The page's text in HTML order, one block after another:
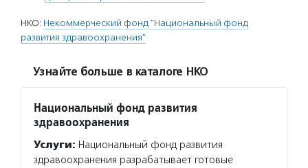
НКО: Некоммерческий фонд "Национальный фонд
развития здравоохранения"
Узнайте больше в каталоге НКО
Национальный фонд развития
здравоохранения
Услуги: Национальный фонд развития
здравоохранения разрабатывает готовые